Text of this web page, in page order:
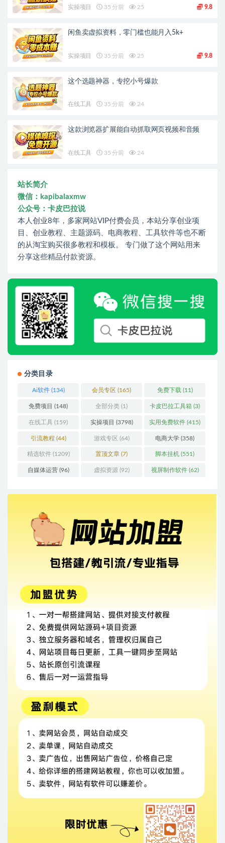
实操项目 35 分前 25 9.8
闲鱼卖虚拟资料，零门槛也能月入5k+
实操项目 35 分前 25 9.8
这个选题神器，专挖小号爆款
在线工具 35 分前 24
这款浏览器扩展能自动抓取网页视频和音频
在线工具 35 分前 24
站长简介
微信：kapibalaxmw
公众号：卡皮巴拉说
本人创业8年，多家网站VIP付费会员，本站分享创业项
目、创业教程、主题源码、电商教程、工具软件等也不断
的从淘宝购买很多教程和模板。 专门做了这个网站用来
分享这些精品付款资源。
分类目录
Ai软件(134) 会员专区 (165) 免费下载 (11)
免费项目 (148) 全部分类 (1) 卡皮巴拉工具箱 (3)
在线工具 (159) 实操项目 (3798) 实用免费软件 (415)
引流教程 (44) 游戏专区 (64) 电商大学 (358)
精选软件(1209) 置顶文章 (7) 脚本挂机 (551)
自媒体运营(96) 虚拟资源 (92) 视屏制作软件(62)